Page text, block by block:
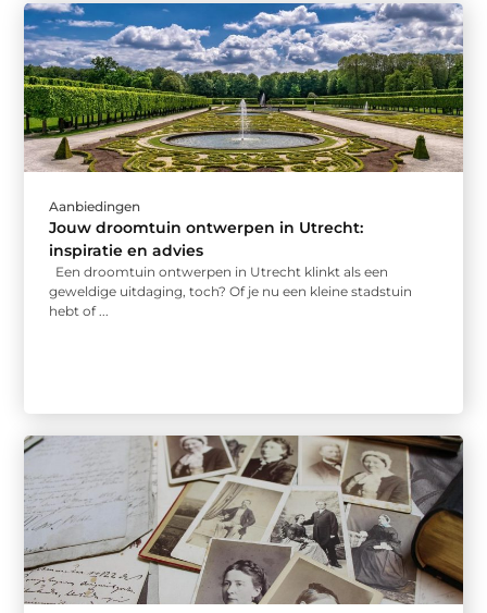
Aanbiedingen
Jouw droomtuin ontwerpen in Utrecht:
inspiratie en advies
Een droomtuin ontwerpen in Utrecht klinkt als een
geweldige uitdaging, toch? Of je nu een kleine stadstuin
hebt of ...